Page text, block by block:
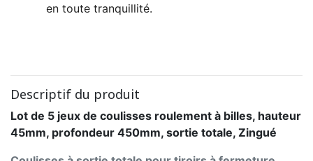
en toute tranquillité.
Descriptif du produit
Lot de 5 jeux de coulisses roulement à billes, hauteur
45mm, profondeur 450mm, sortie totale, Zingué